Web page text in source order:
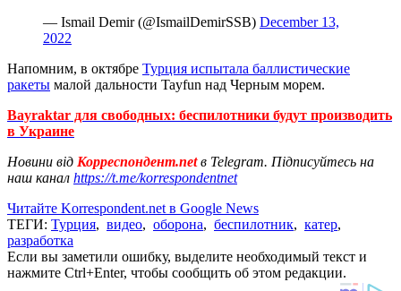
— Ismail Demir (@IsmailDemirSSB) December 13,
2022
Напомним, в октябре Турция испытала баллистические
ракеты малой дальности Tayfun над Черным морем.
Bayraktar для свободных: беспилотники будут производить
в Украине
Новини від Корреспондент.netв Telegram. Підписуйтесь на
наш канал https://t.me/korrespondentnet
Читайте Korrespondent.net в Google News
ТЕГИ: Турция, видео, оборона, беспилотник, катер,
разработка
Если вы заметили ошибку, выделите необходимый текст и
нажмите Ctrl+Enter, чтобы сообщить об этом редакции.